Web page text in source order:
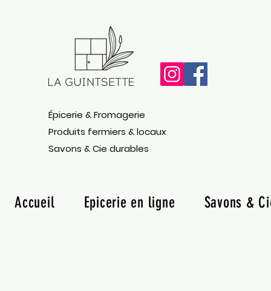
Épicerie & Fromagerie
Produits fermiers & locaux
Savons & Cie durables
Accueil Epicerie en ligne Savons &